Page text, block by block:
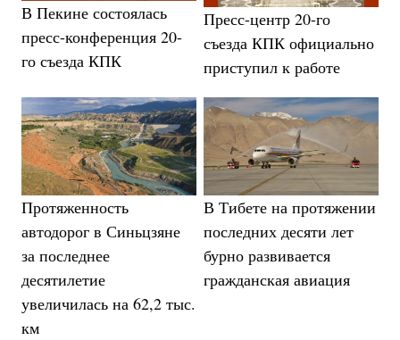
В Пекине состоялась
пресс-конференция 20-
го съезда КПК
Пресс-центр 20-го
съезда КПК официально
приступил к работе
Протяженность
автодорог в Синьцзяне
за последнее
десятилетие
увеличилась на 62,2 тыс.
км
В Тибете на протяжении
последних десяти лет
бурно развивается
гражданская авиация